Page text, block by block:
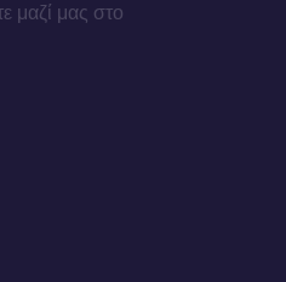
μαζί μας στο